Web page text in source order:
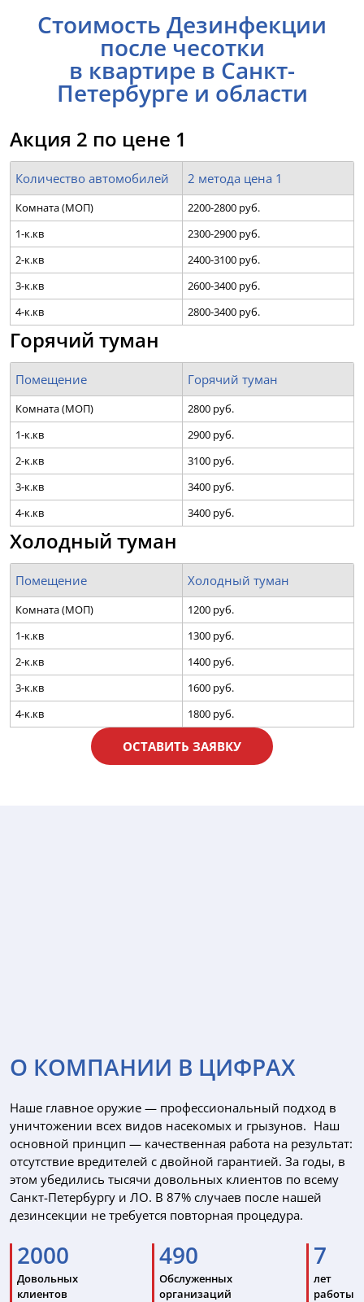
Стоимость Дезинфекции
после чесотки
в квартире в Санкт-
Петербурге и области
Акция 2 по цене 1
Количество автомобилей 2 метода цена 1
Комната (МОП)
2200-2800 руб.
1-к.кв
2300-2900 руб.
2-к.кв
2400-3100 руб.
3-к.кв
2600-3400 руб.
4-к.кв
2800-3400 руб.
Горячий туман
Помещение Горячий туман
Комната (МОП)
2800 руб.
1-к.кв
2900 руб.
2-к.кв
3100 руб.
3-к.кв
3400 руб.
4-к.кв
3400 руб.
Холодный туман
Помещение Холодный туман
Комната (МОП)
1200 руб.
1-к.кв
1300 руб.
2-к.кв
1400 руб.
3-к.кв
1600 руб.
4-к.кв
1800 руб.
ОСТАВИТЬ ЗАЯВКУ
О КОМПАНИИ В ЦИФРАХ
Наше главное оружие — профессиональный подход в
уничтожении всех видов насекомых и грызунов. Наш
основной принцип — качественная работа на результат:
отсутствие вредителей с двойной гарантией. За годы, в
этом убедились тысячи довольных клиентов по всему
Санкт-Петербургу и ЛО. В 87% случаев после нашей
дезинсекции не требуется повторная процедура.
2000
Довольных
клиентов
490
Обслуженных
организаций
7
лет
работы